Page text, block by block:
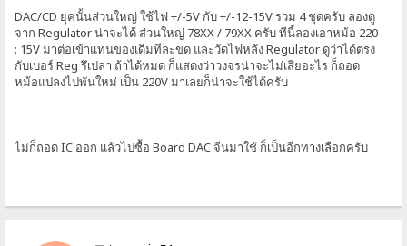
DAC/CD ยุคนั้นส่วนใหญ่ ใช้ไฟ +/-5V กับ +/-12-15V รวม 4 ชุดครับ ลองดู
จาก Regulator น่าจะได้ ส่วนใหญ่ 78XX / 79XX ครับ ทีนี้ลองเอาหม้อ 220
: 15V มาต่อเข้าแทนของเดิมทีละขด และวัดไฟหลัง Regulator ดูว่าได้ตรง
กับเบอร์ Reg รึเปล่า ถ้าได้หมด ก็แสดงว่าวงจรน่าจะไม่เสียอะไร ก็ถอด
หม้อแปลงไปพันใหม่ เป็น 220V มาเลยก็น่าจะใช้ได้ครับ
ไม่ก็ถอด IC ออก แล้วไปซื้อ Board DAC จีนมาใช้ ก็เป็นอีกทางเลือกครับ